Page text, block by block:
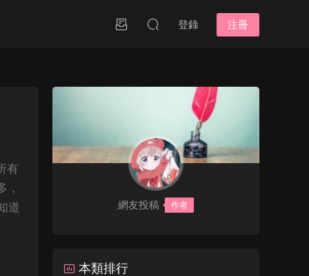
登錄 注冊
有
，
道
網友投稿 作者
本類排行